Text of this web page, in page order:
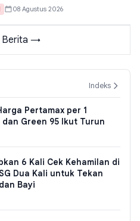
08 Agustus 2026
Berita →
Indeks
Pertamax per 1
Green 95 Ikut Turun
6 Kali Cek Kehamilan di
Dua Kali untuk Tekan
Bayi